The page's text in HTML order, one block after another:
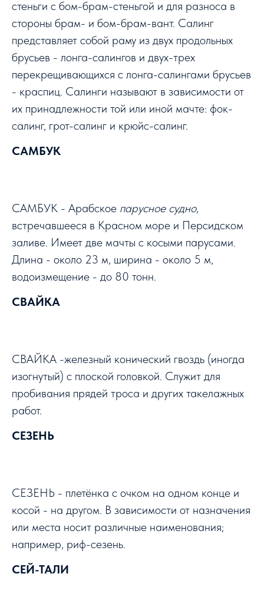
стеньги с бом-брам-стеньгой и для разноса в
стороны брам- и бом-брам-вант. Салинг
представляет собой раму из двух продольных
брусьев - лонга-салингов и двух-трех
перекрещивающихся с лонга-салингами брусьев
- краспиц. Салинги называют в зависимости от
их принадлежности той или иной мачте: фок-
салинг, грот-салинг и крюйс-салинг.
САМБУК
САМБУК - Арабское парусное судно,
встречавшееся в Красном море и Персидском
заливе. Имеет две мачты с косыми парусами.
Длина - около 23 м, ширина - около 5 м,
водоизмещение - до 80 тонн.
СВАЙКА
СВАЙКА -железный конический гвоздь (иногда
изогнутый) с плоской головкой. Служит для
пробивания прядей троса и других такелажных
работ.
СЕЗЕНЬ
СЕЗЕНЬ - плетёнка с очком на одном конце и
косой - на другом. В зависимости от назначения
или места носит различные наименования;
например, риф-сезень.
СЕЙ-ТАЛИ